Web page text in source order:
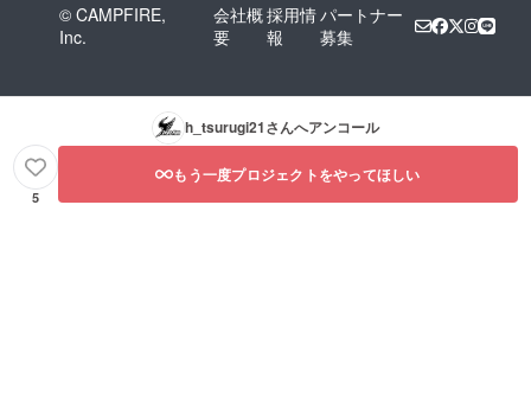
© CAMPFIRE,
Inc.
会社概
要
採用情
報
パートナー
募集
h_tsurugi21さんへアンコール
5
もう一度プロジェクトをやってほしい